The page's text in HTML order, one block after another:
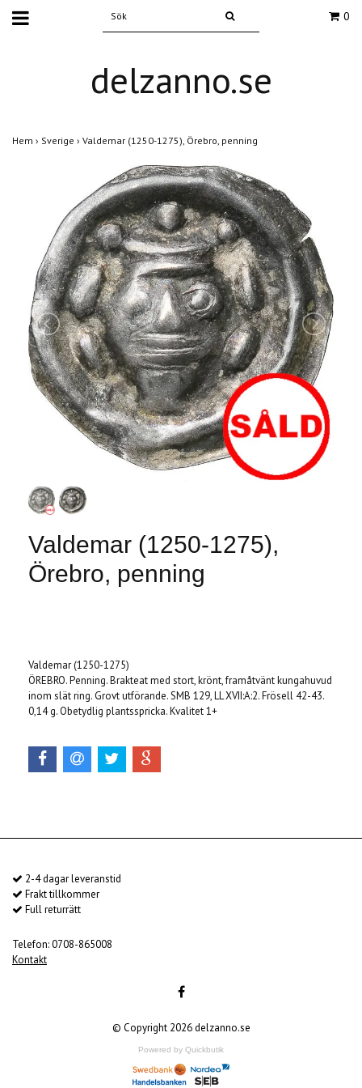
0
delzanno.se
Hem › Sverige › Valdemar (1250-1275), Örebro, penning
Valdemar (1250-1275),
Örebro, penning
Valdemar (1250-1275)
ÖREBRO. Penning. Brakteat med stort, krönt, framåtvänt kungahuvud
inom slät ring. Grovt utförande. SMB 129, LL XVII:A:2. Frösell 42-43.
0,14 g. Obetydlig plantsspricka. Kvalitet 1+
2-4 dagar leveranstid
Frakt tillkommer
Full returrätt
Telefon: 0708-865008
Kontakt
© Copyright 2026 delzanno.se
Powered by Quickbutik